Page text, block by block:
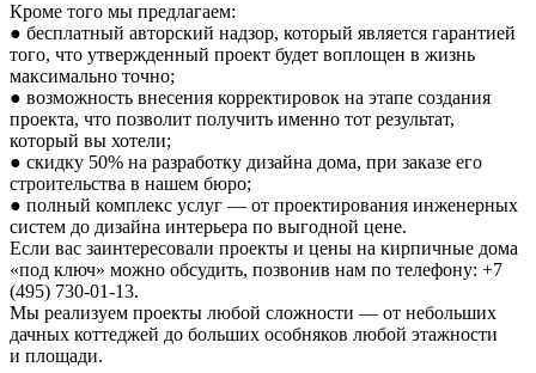
Кроме того мы предлагаем:
● бесплатный авторский надзор, который является гарантией
того, что утвержденный проект будет воплощен в жизнь
максимально точно;
● возможность внесения корректировок на этапе создания
проекта, что позволит получить именно тот результат,
который вы хотели;
● скидку 50% на разработку дизайна дома, при заказе его
строительства в нашем бюро;
● полный комплекс услуг — от проектирования инженерных
систем до дизайна интерьера по выгодной цене.
Если вас заинтересовали проекты и цены на кирпичные дома
«под ключ» можно обсудить, позвонив нам по телефону: +7
(495) 730-01-13.
Мы реализуем проекты любой сложности — от небольших
дачных коттеджей до больших особняков любой этажности
и площади.